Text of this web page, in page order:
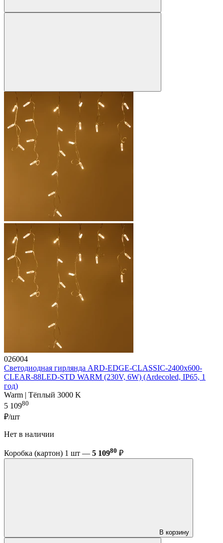
026004
Светодиодная гирлянда ARD-EDGE-CLASSIC-2400x600-
CLEAR-88LED-STD WARM (230V, 6W) (Ardecoled, IP65, 1
год)
Warm | Тёплый 3000 K
5 10980
₽/шт
Нет в наличии
Коробка (картон) 1 шт — 5 10980 ₽
В корзину